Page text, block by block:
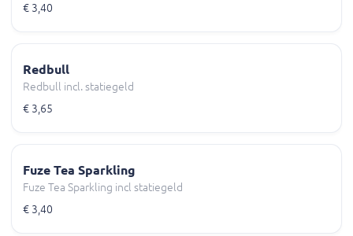
€ 3,40
Redbull
Redbull incl. statiegeld
€ 3,65
Fuze Tea Sparkling
Fuze Tea Sparkling incl statiegeld
€ 3,40